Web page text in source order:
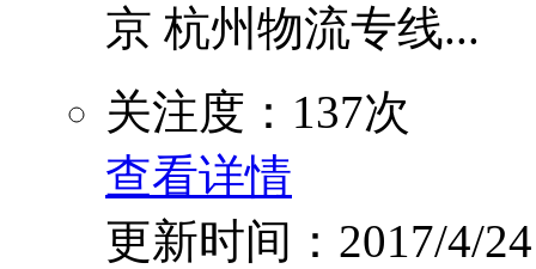
京 杭州物流专线...
关注度：137次
查看详情
更新时间：2017/4/24